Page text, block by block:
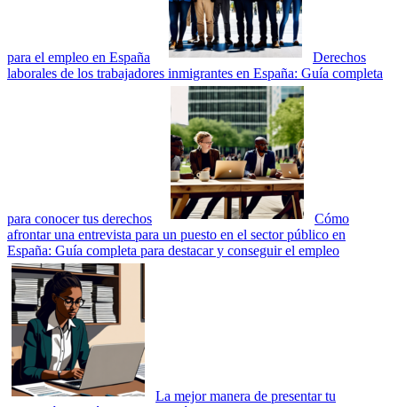
para el empleo en España
Derechos
laborales de los trabajadores inmigrantes en España: Guía completa
para conocer tus derechos
Cómo
afrontar una entrevista para un puesto en el sector público en
España: Guía completa para destacar y conseguir el empleo
La mejor manera de presentar tu